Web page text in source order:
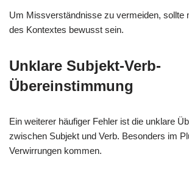
Um Missverständnisse zu vermeiden, sollte
des Kontextes bewusst sein.
Unklare Subjekt-Verb-
Übereinstimmung
Ein weiterer häufiger Fehler ist die unklare
zwischen Subjekt und Verb. Besonders im
Verwirrungen kommen.